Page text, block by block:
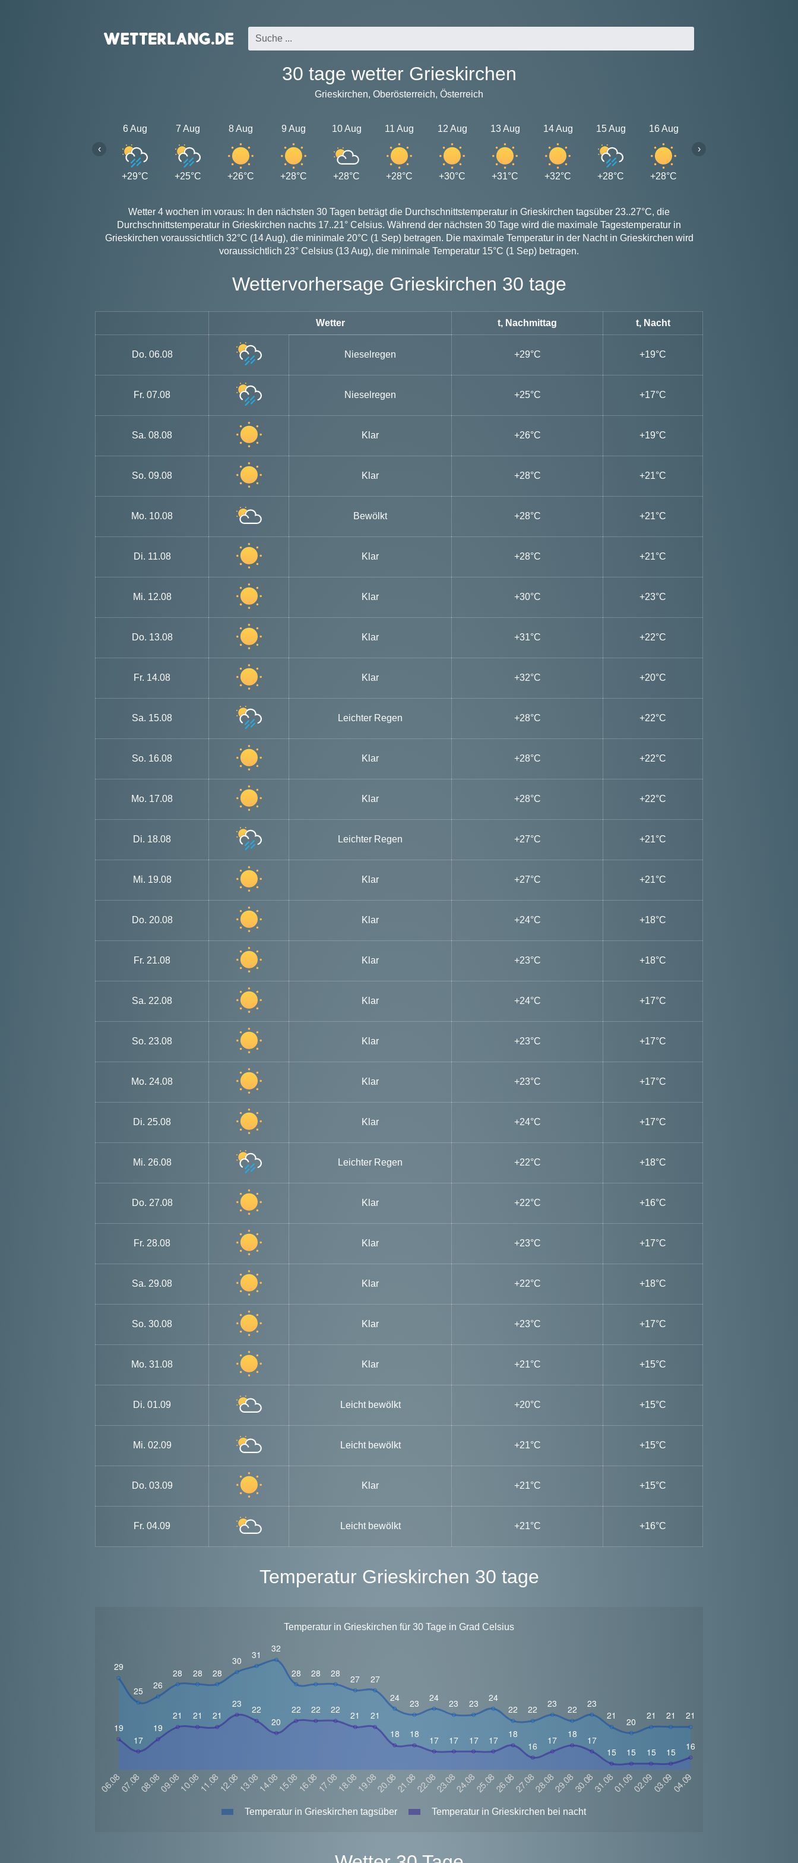
30 tage wetter Grieskirchen
Grieskirchen, Oberösterreich, Österreich
6 Aug
+29°C
7 Aug
+25°C
8 Aug
+26°C
9 Aug
+28°C
10 Aug
+28°C
11 Aug
+28°C
12 Aug
+30°C
13 Aug
+31°C
14 Aug
+32°C
15 Aug
+28°C
16 Aug
+28°C
‹ ›
Wetter 4 wochen im voraus: In den nächsten 30 Tagen beträgt die Durchschnittstemperatur in Grieskirchen tagsüber 23..27°C, die
Durchschnittstemperatur in Grieskirchen nachts 17..21° Celsius. Während der nächsten 30 Tage wird die maximale Tagestemperatur in
Grieskirchen voraussichtlich 32°C (14 Aug), die minimale 20°C (1 Sep) betragen. Die maximale Temperatur in der Nacht in Grieskirchen wird
voraussichtlich 23° Celsius (13 Aug), die minimale Temperatur 15°C (1 Sep) betragen.
Wettervorhersage Grieskirchen 30 tage
Wetter t, Nachmittag t, Nacht
Do. 06.08 Nieselregen +29°C +19°C
Fr. 07.08 Nieselregen +25°C +17°C
Sa. 08.08 Klar +26°C +19°C
So. 09.08 Klar +28°C +21°C
Mo. 10.08 Bewölkt +28°C +21°C
Di. 11.08 Klar +28°C +21°C
Mi. 12.08 Klar +30°C +23°C
Do. 13.08 Klar +31°C +22°C
Fr. 14.08 Klar +32°C +20°C
Sa. 15.08 Leichter Regen +28°C +22°C
So. 16.08 Klar +28°C +22°C
Mo. 17.08 Klar +28°C +22°C
Di. 18.08 Leichter Regen +27°C +21°C
Mi. 19.08 Klar +27°C +21°C
Do. 20.08 Klar +24°C +18°C
Fr. 21.08 Klar +23°C +18°C
Sa. 22.08 Klar +24°C +17°C
So. 23.08 Klar +23°C +17°C
Mo. 24.08 Klar +23°C +17°C
Di. 25.08 Klar +24°C +17°C
Mi. 26.08 Leichter Regen +22°C +18°C
Do. 27.08 Klar +22°C +16°C
Fr. 28.08 Klar +23°C +17°C
Sa. 29.08 Klar +22°C +18°C
So. 30.08 Klar +23°C +17°C
Mo. 31.08 Klar +21°C +15°C
Di. 01.09 Leicht bewölkt +20°C +15°C
Mi. 02.09 Leicht bewölkt +21°C +15°C
Do. 03.09 Klar +21°C +15°C
Fr. 04.09 Leicht bewölkt +21°C +16°C
Temperatur Grieskirchen 30 tage
Temperatur in Grieskirchen für 30 Tage in Grad Celsius
Temperatur in Grieskirchen tagsüber Temperatur in Grieskirchen bei nacht